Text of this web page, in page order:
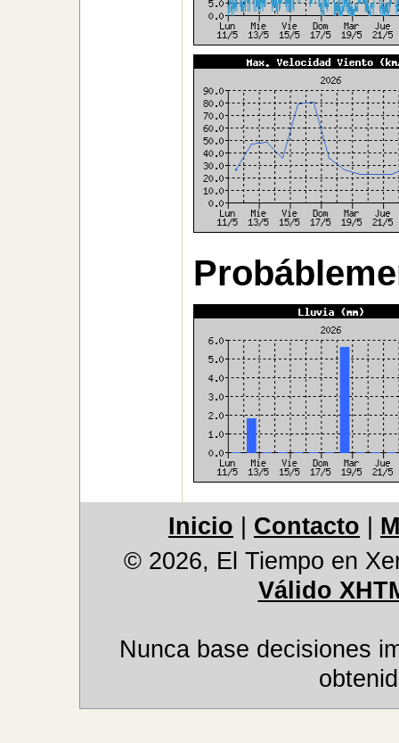
Inicio Contacto
© 2026, El Tiempo en
Válido
Nunca base decisiones